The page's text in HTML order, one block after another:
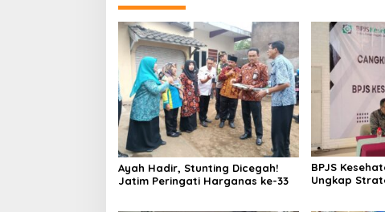
Ayah Hadir, Stunting Dicegah!
Jatim Peringati Harganas ke-33
BPJS
Ungkap